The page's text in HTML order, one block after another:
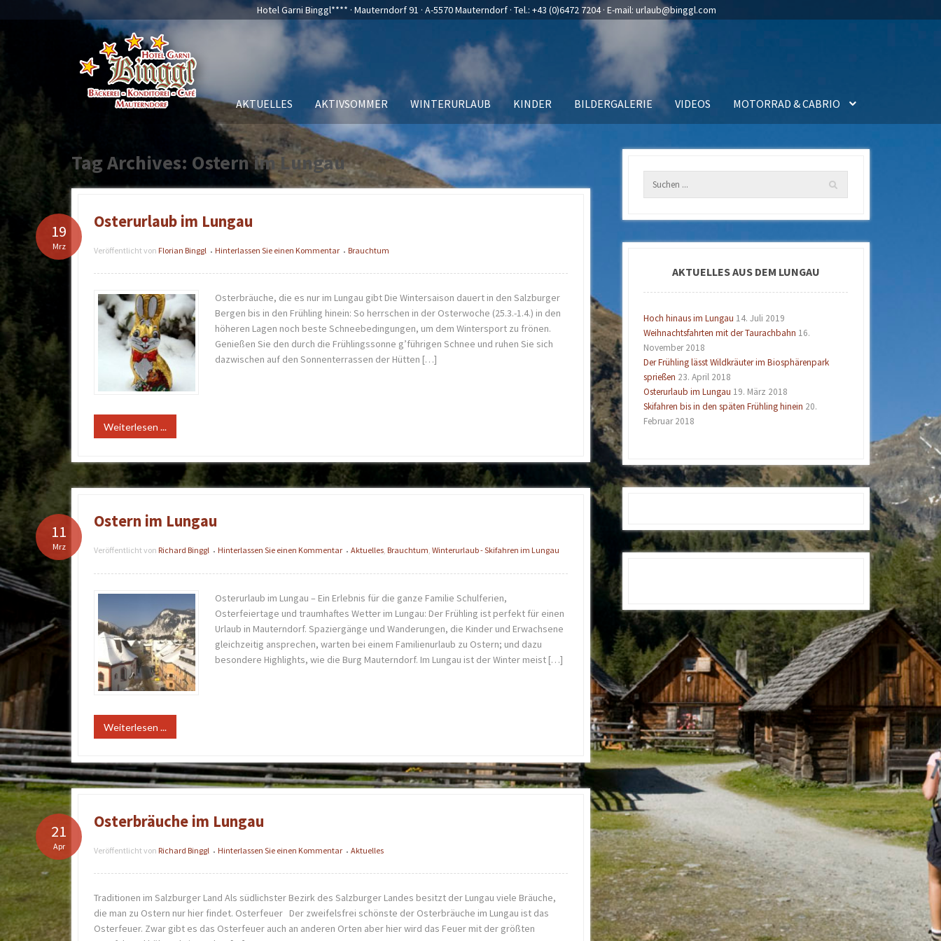
Hotel Garni Binggl**** · Mauterndorf 91 · A-5570 Mauterndorf · Tel.: +43 (0)6472 7204· E-mail: urlaub@binggl.com
AKTUELLES AKTIVSOMMER WINTERURLAUB KINDER BILDERGALERIE VIDEOS MOTORRAD & CABRIO
Tag Archives: Ostern im Lungau
Osterurlaub im Lungau
Veröffentlicht von Florian Binggl • Hinterlassen Sie einen Kommentar • Brauchtum
19
Mrz
Osterbräuche, die es nur im Lungau gibt Die Wintersaison dauert in den Salzburger
Bergen bis in den Frühling hinein: So herrschen in der Osterwoche (25.3.-1.4.) in den
höheren Lagen noch beste Schneebedingungen, um dem Wintersport zu frönen.
Genießen Sie den durch die Frühlingssonne g’führigen Schnee und ruhen Sie sich
dazwischen auf den Sonnenterrassen der Hütten […]
Weiterlesen ...
Ostern im Lungau
Veröffentlicht von Richard Binggl • Hinterlassen Sie einen Kommentar • Aktuelles, Brauchtum, Winterurlaub - Skifahren im Lungau
11
Mrz
Osterurlaub im Lungau – Ein Erlebnis für die ganze Familie Schulferien,
Osterfeiertage und traumhaftes Wetter im Lungau: Der Frühling ist perfekt für einen
Urlaub in Mauterndorf. Spaziergänge und Wanderungen, die Kinder und Erwachsene
gleichzeitig ansprechen, warten bei einem Familienurlaub zu Ostern; und dazu
besondere Highlights, wie die Burg Mauterndorf. Im Lungau ist der Winter meist […]
Weiterlesen ...
Osterbräuche im Lungau
Veröffentlicht von Richard Binggl • Hinterlassen Sie einen Kommentar • Aktuelles
21
Apr
Traditionen im Salzburger Land Als südlichster Bezirk des Salzburger Landes besitzt der Lungau viele Bräuche,
die man zu Ostern nur hier findet. Osterfeuer Der zweifelsfrei schönste der Osterbräuche im Lungau ist das
Osterfeuer. Zwar gibt es das Osterfeuer auch an anderen Orten aber hier wird das Feuer mit der größten
AKTUELLES AUS DEM LUNGAU
Hoch hinaus im Lungau 14. Juli 2019
Weihnachtsfahrten mit der Taurachbahn 16.
November 2018
Der Frühling lässt Wildkräuter im Biosphärenpark
sprießen 23. April 2018
Osterurlaub im Lungau 19. März 2018
Skifahren bis in den späten Frühling hinein 20.
Februar 2018